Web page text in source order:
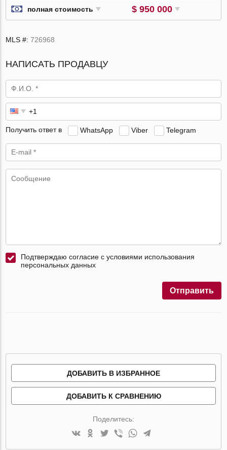
полная стоимость $ 950 000
MLS #:726968
НАПИСАТЬ ПРОДАВЦУ
Получить ответ в WhatsApp Viber Telegram
Подтверждаю согласие с условиями использования
персональных данных
Отправить
ДОБАВИТЬ В ИЗБРАННОЕ
ДОБАВИТЬ К СРАВНЕНИЮ
Поделитесь: